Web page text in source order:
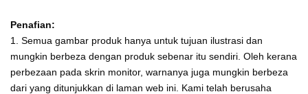
Penafian:
1. Semua gambar produk hanya untuk tujuan ilustrasi dan
mungkin berbeza dengan produk sebenar itu sendiri. Oleh kerana
perbezaan pada skrin monitor, warnanya juga mungkin berbeza
dari yang ditunjukkan di laman web ini. Kami telah berusaha